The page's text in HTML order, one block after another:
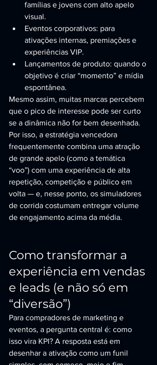
famílias e jovens com alto apelo
visual.
Eventos corporativos: para
ativações internas, premiações e
experiências VIP.
Lançamentos de produto: quando o
objetivo é criar “momento” e mídia
espontânea.
Mesmo assim, muitas marcas percebem
que o pico de interesse pode ser curto
se a dinâmica não for bem desenhada.
Por isso, a estratégia vencedora
frequentemente combina uma atração
de grande apelo (como a temática
“voo”) com uma experiência de alta
repetição, competição e público em
volta — e, nesse ponto, os simuladores
de corrida costumam entregar volume
de engajamento acima da média.
Como transformar a
experiência em vendas
e leads (e não só em
“diversão”)
Para compradores de marketing e
eventos, a pergunta central é: como
isso vira KPI? A resposta está em
desenhar a ativação como um funil